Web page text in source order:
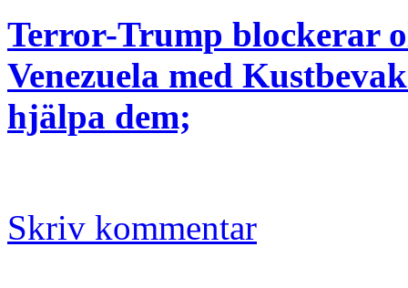
Terror-Trump blockerar
Venezuela med
hjälpa dem;
Skriv kommentar